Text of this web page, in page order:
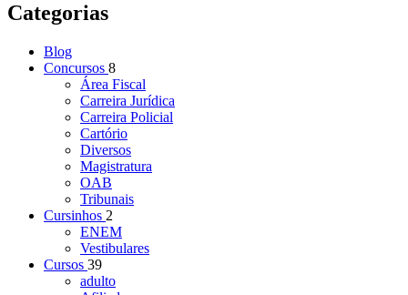
Categorias
Blog
Concursos 8
Área Fiscal
Carreira Jurídica
Carreira Policial
Cartório
Diversos
Magistratura
OAB
Tribunais
Cursinhos 2
ENEM
Vestibulares
Cursos 39
adulto